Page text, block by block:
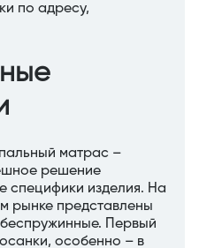
по адресу,
матрас –
решение
специфики изделия. На
рынке представлены
Первый
особенно – в